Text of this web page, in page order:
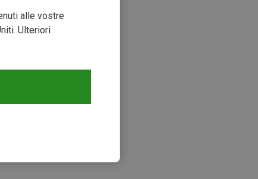
alle vostre
Ulteriori